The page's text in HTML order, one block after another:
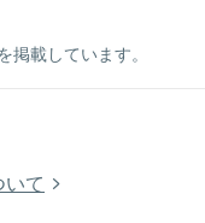
載しています。
て